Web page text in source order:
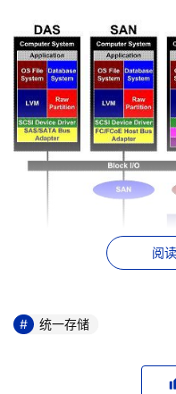
的所有新存储系统一定
阅
统一存储